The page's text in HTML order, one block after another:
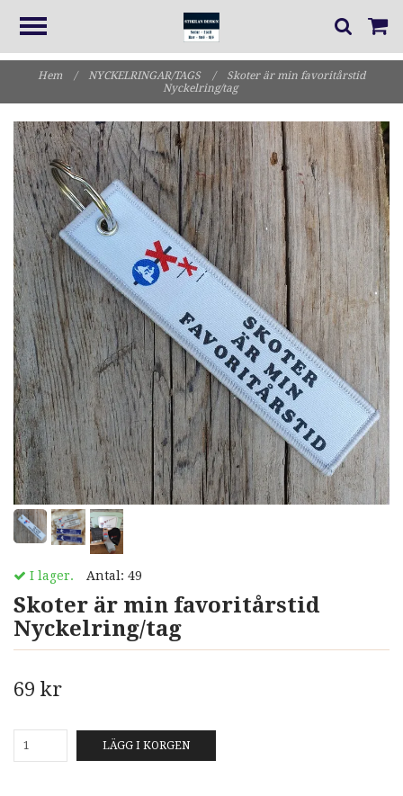
Hem / NYCKELRINGAR/TAGS /
Skoter är min favoritårstid
Nyckelring/tag
I lager. Antal: 49
Skoter är min favoritårstid
Nyckelring/tag
69 kr
LÄGG I KORGEN